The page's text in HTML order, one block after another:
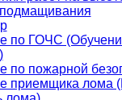
по ГОЧС
по пожарной
приемщика лома